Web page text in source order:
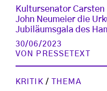
Kultursenator
John Neumeier die
Jubiläumsgala des
30/06/2023
VON
PRESSETEXT
KRITIK / THEMA